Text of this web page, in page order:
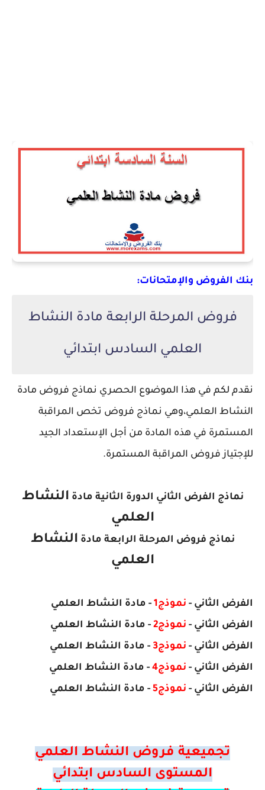
بنك الفروض والإمتحانات:
فروض المرحلة الرابعة مادة النشاط
العلمي السادس ابتدائي
نقدم لكم في هذا الموضوع الحصري نماذج فروض مادة
النشاط العلمي،وهي نماذج فروض تخص المراقبة
المستمرة في هذه المادة من أجل الإستعداد الجيد
للإجتياز فروض المراقبة المستمرة.
نماذج الفرض الثاني الدورة الثانية مادة النشاط
العلمي
نماذج فروض المرحلة الرابعة مادة النشاط
العلمي
الفرض الثاني - نموذج1
- مادة النشاط العلمي
الفرض الثاني - نموذج2 - مادة النشاط العلمي
الفرض الثاني - نموذج3 - مادة النشاط العلمي
الفرض الثاني - نموذج4 - مادة النشاط العلمي
الفرض الثاني - نموذج5 - مادة النشاط العلمي
تجميعية فروض النشاط العلمي
المستوى السادس ابتدائي